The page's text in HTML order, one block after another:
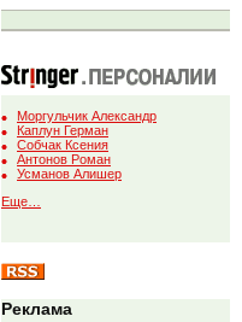
Моргульчик Александр
Каплун Герман
Собчак Ксения
Антонов Роман
Усманов Алишер
Еще…
Реклама